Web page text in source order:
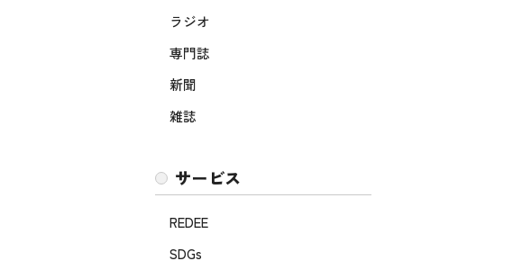
ラジオ
専門誌
新聞
雑誌
サービス
REDEE
SDGs